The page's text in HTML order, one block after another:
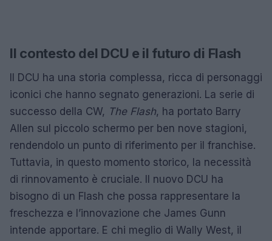
Il contesto del DCU e il futuro di Flash
Il DCU ha una storia complessa, ricca di personaggi
iconici che hanno segnato generazioni. La serie di
successo della CW, The Flash, ha portato Barry
Allen sul piccolo schermo per ben nove stagioni,
rendendolo un punto di riferimento per il franchise.
Tuttavia, in questo momento storico, la necessità
di rinnovamento è cruciale. Il nuovo DCU ha
bisogno di un Flash che possa rappresentare la
freschezza e l’innovazione che James Gunn
intende apportare. E chi meglio di Wally West, il